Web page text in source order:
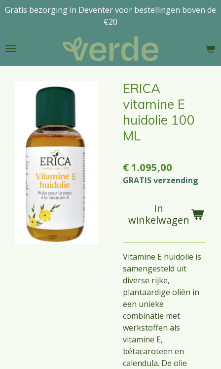
Ga
de
Gratis bezorging in Deventer voor bestellingen boven de
€20
ERICA
vitamine E
huidolie 100
ML
€ 1.095,00
GRATIS verzending
In
winkelwagen
Vitamine E huidolie is
samengesteld uit
diverse rijke,
plantaardige oliën in
een unieke
combinatie met
werkstoffen als
vitamine E,
bétacaroteen en
calendula. De olie